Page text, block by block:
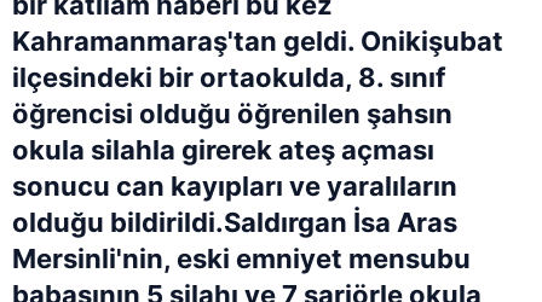
Kahramanmaraş'tan geldi. Onikişubat
ilçesindeki bir ortaokulda, 8. sınıf
öğrencisi olduğu öğrenilen şahsın
okula silahla girerek ateş açması
sonucu can kayıpları ve yaralıların
olduğu bildirildi.Saldırgan İsa Aras
Mersinli'nin, eski emniyet mensubu
babasının 5 silahı ve 7 şarjörle okula